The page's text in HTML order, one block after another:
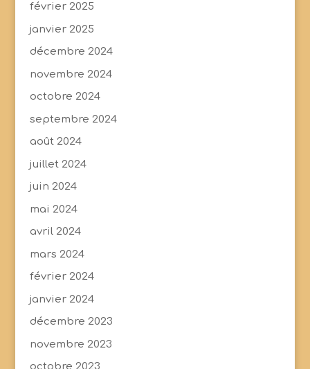
février 2025
janvier 2025
décembre 2024
novembre 2024
octobre 2024
septembre 2024
août 2024
juillet 2024
juin 2024
mai 2024
avril 2024
mars 2024
février 2024
janvier 2024
décembre 2023
novembre 2023
octobre 2023